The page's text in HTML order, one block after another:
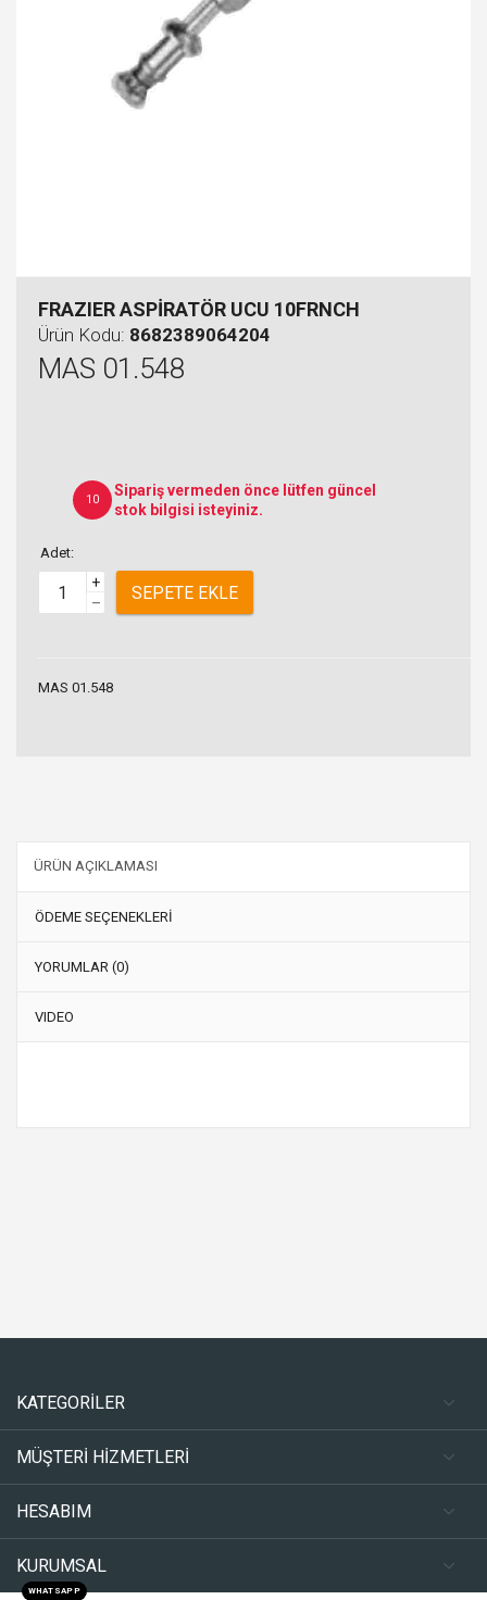
FRAZIER ASPİRATÖR UCU 10FRNCH
Ürün Kodu: 8682389064204
MAS 01.548
10
Sipariş vermeden önce lütfen güncel
stok bilgisi isteyiniz.
Adet:
+
–
SEPETE EKLE
MAS 01.548
ÜRÜN AÇIKLAMASI
ÖDEME SEÇENEKLERİ
YORUMLAR (0)
VIDEO
KATEGORİLER
MÜŞTERİ HİZMETLERİ
HESABIM
KURUMSAL
WHATSAPP